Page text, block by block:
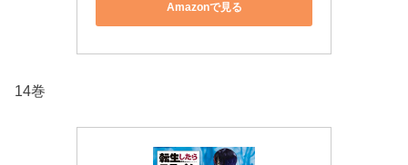
Amazonで見る
14巻